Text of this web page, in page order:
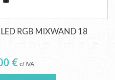
RGB MIXWAND 18
€ c/ IVA